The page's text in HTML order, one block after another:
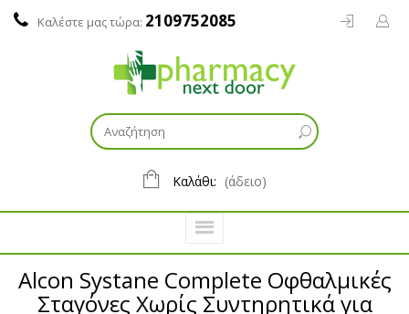
Καλέστε μας τώρα: 2109752085
Καλάθι: (άδειο)
Alcon Systane Complete Οφθαλμικές
Σταγόνες Χωρίς Συντηρητικά για